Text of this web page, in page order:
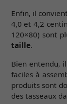
Enfin, il
4,0 et 4,2
120×80) sont
taille.
Bien entendu,
faciles à
produits sont
des tasseaux